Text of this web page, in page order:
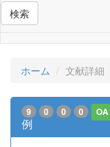
検索
ホーム 文献詳細
9 0 0 0 OA
例